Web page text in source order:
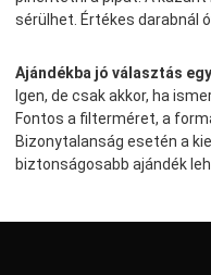
sérülhet. Értékes darabnál
Ajándékba jó választás
Igen, de csak akkor, ha
Fontos a filterméret, a
Bizonytalanság esetén a
biztonságosabb ajándék